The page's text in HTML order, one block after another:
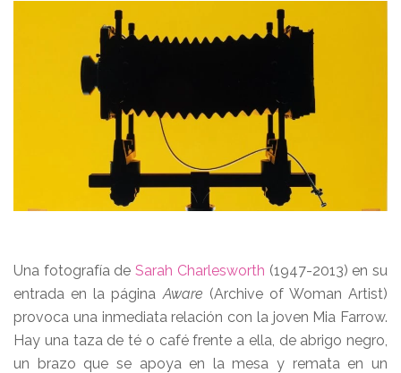
Una fotografía deSarah Charlesworth (1947-2013) en su
entrada en la páginaAware (Archive of Woman Artist)
provoca una inmediata relación con la joven Mia Farrow.
Hay una taza de té o café frente a ella, de abrigo negro,
un brazo que se apoya en la mesa y remata en un